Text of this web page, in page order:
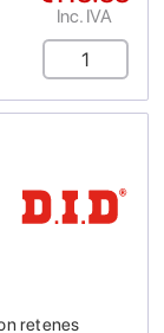
Inc. IVA
retenes